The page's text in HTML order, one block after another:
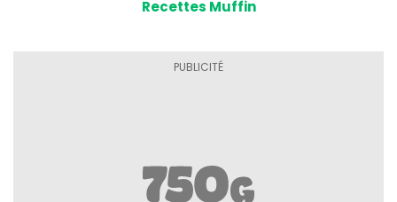
Recettes Muffin